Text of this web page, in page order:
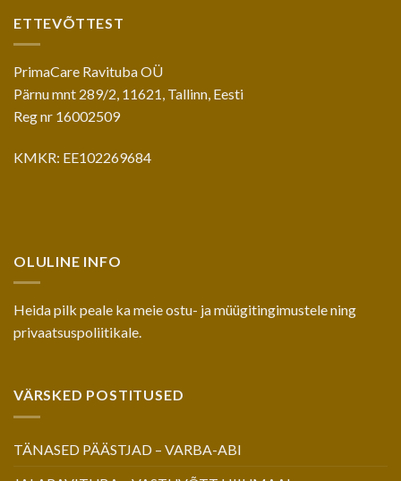
ETTEVÕTTEST
PrimaCare Ravituba OÜ
Pärnu mnt 289/2, 11621, Tallinn, Eesti
Reg nr 16002509
KMKR: EE102269684
OLULINE INFO
Heida pilk peale ka meieostu- ja müügitingimustelening
privaatsuspoliitikale.
VÄRSKED POSTITUSED
TÄNASED PÄÄSTJAD – VARBA-ABI